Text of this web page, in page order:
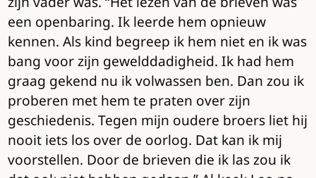
een openbaring. Ik leerde hem opnieuw
kennen. Als kind begreep ik hem niet en ik was
bang voor zijn gewelddadigheid. Ik had hem
graag gekend nu ik volwassen ben. Dan zou ik
proberen met hem te praten over zijn
geschiedenis. Tegen mijn oudere broers liet hij
nooit iets los over de oorlog. Dat kan ik mij
voorstellen. Door de brieven die ik las zou ik